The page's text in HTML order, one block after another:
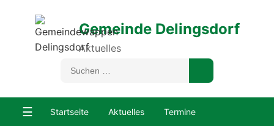
Gemeinde Delingsdorf
Aktuelles
☰ Startseite Aktuelles Termine